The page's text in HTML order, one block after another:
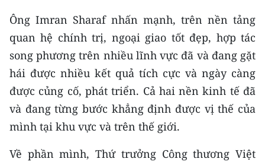
Media Thể thao
Media Giáo dục
Media Y tế
Media Khoa học - Công nghệ
Media Môi trường
Ông Imran Sharaf nhấn mạnh, trên nền tảng
quan hệ chính trị, ngoại giao tốt đẹp, hợp tác
song phương trên nhiều lĩnh vực đã và đang gặt
hái được nhiều kết quả tích cực và ngày càng
được củng cố, phát triển. Cả hai nền kinh tế đã
và đang từng bước khẳng định được vị thế của
mình tại khu vực và trên thế giới.
Về phần mình, Thứ trưởng Công thương Việt